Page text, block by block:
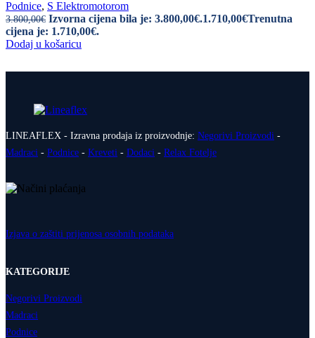
Podnice, S Elektromotorom
3.800,00€ Izvorna cijena bila je: 3.800,00€.1.710,00€Trenutna
cijena je: 1.710,00€.
Dodaj u košaricu
LINEAFLEX - Izravna prodaja iz proizvodnje: Negorivi Proizvodi -
Madraci - Podnice - Kreveti - Dodaci - Relax Fotelje
Izjava o zaštiti prijenosa osobnih podataka
KATEGORIJE
Negorivi Proizvodi
Madraci
Podnice